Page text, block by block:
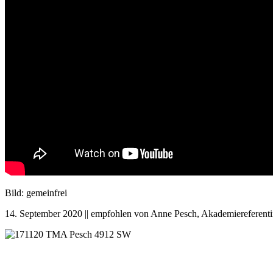
Bild: gemeinfrei
14. September 2020 || empfohlen von Anne Pesch,